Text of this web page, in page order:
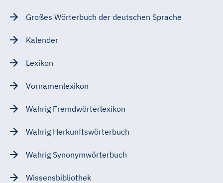
Großes Wörterbuch der deutschen Sprache
Kalender
Lexikon
Vornamenlexikon
Wahrig Fremdwörterlexikon
Wahrig Herkunftswörterbuch
Wahrig Synonymwörterbuch
Wissensbibliothek